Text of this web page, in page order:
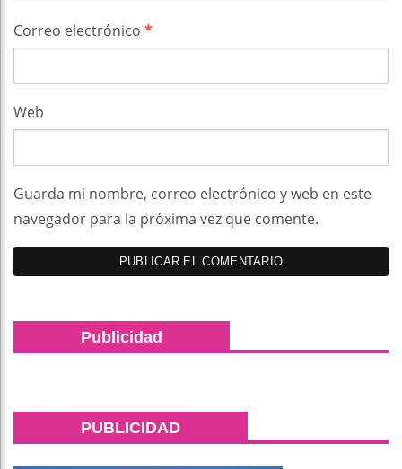
Correo electrónico *
Web
Guarda mi nombre, correo electrónico y web en este
navegador para la próxima vez que comente.
Publicidad
PUBLICIDAD